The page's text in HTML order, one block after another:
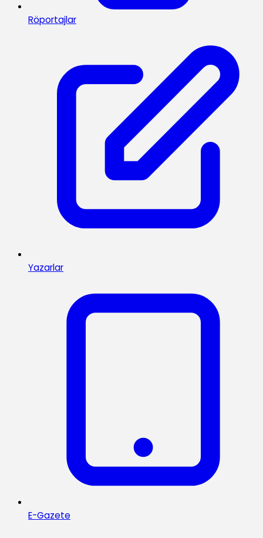
Röportajlar
Yazarlar
E-Gazete